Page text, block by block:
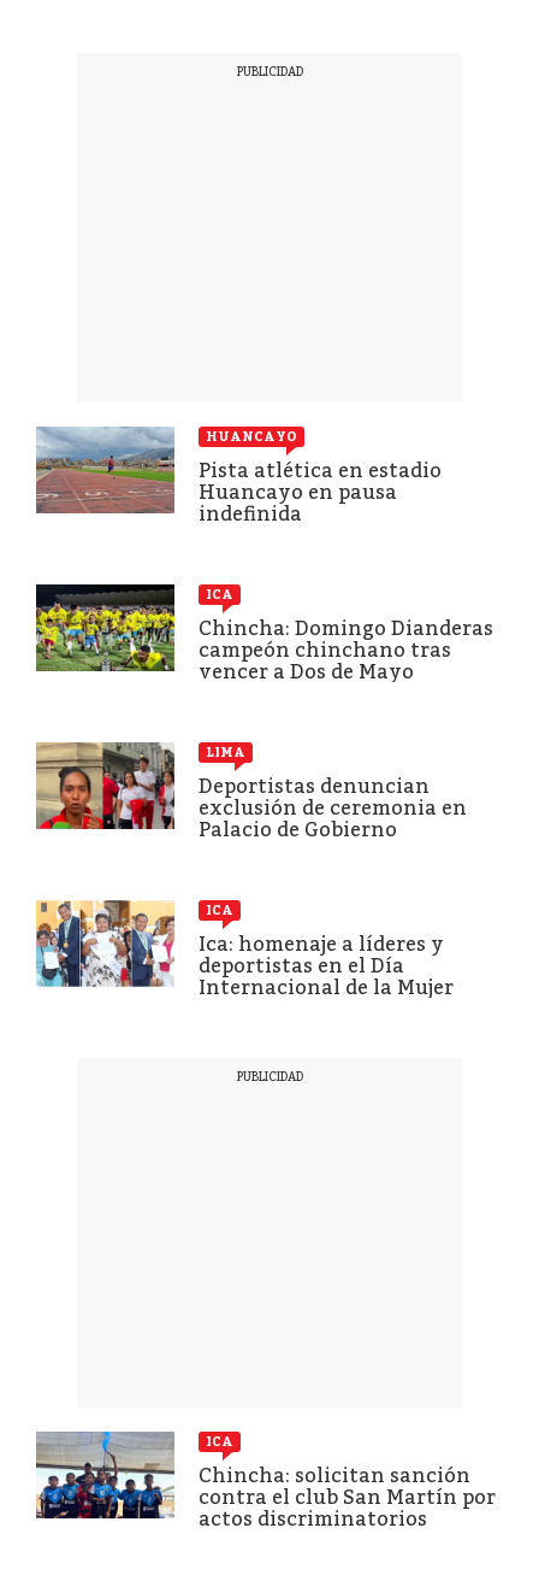
HUANCAYO
Pista atlética en estadio
Huancayo en pausa
indefinida
ICA
Chincha: Domingo Dianderas
campeón chinchano tras
vencer a Dos de Mayo
LIMA
Deportistas denuncian
exclusión de ceremonia en
Palacio de Gobierno
ICA
Ica: homenaje a líderes y
deportistas en el Día
Internacional de la Mujer
ICA
Chincha: solicitan sanción
contra el club San Martín por
actos discriminatorios